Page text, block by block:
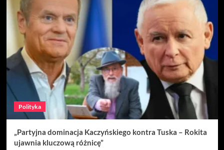
Polityka
„Partyjna dominacja Kaczyńskiego kontra Tuska – Rokita
ujawnia kluczową różnicę”